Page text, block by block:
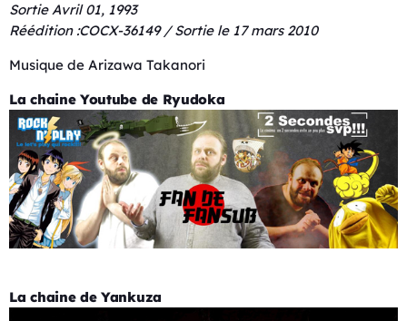
Sortie Avril 01, 1993
Réédition :COCX-36149 / Sortie le 17 mars 2010
Musique de Arizawa Takanori
La chaine Youtube de Ryudoka
La chaine de Yankuza